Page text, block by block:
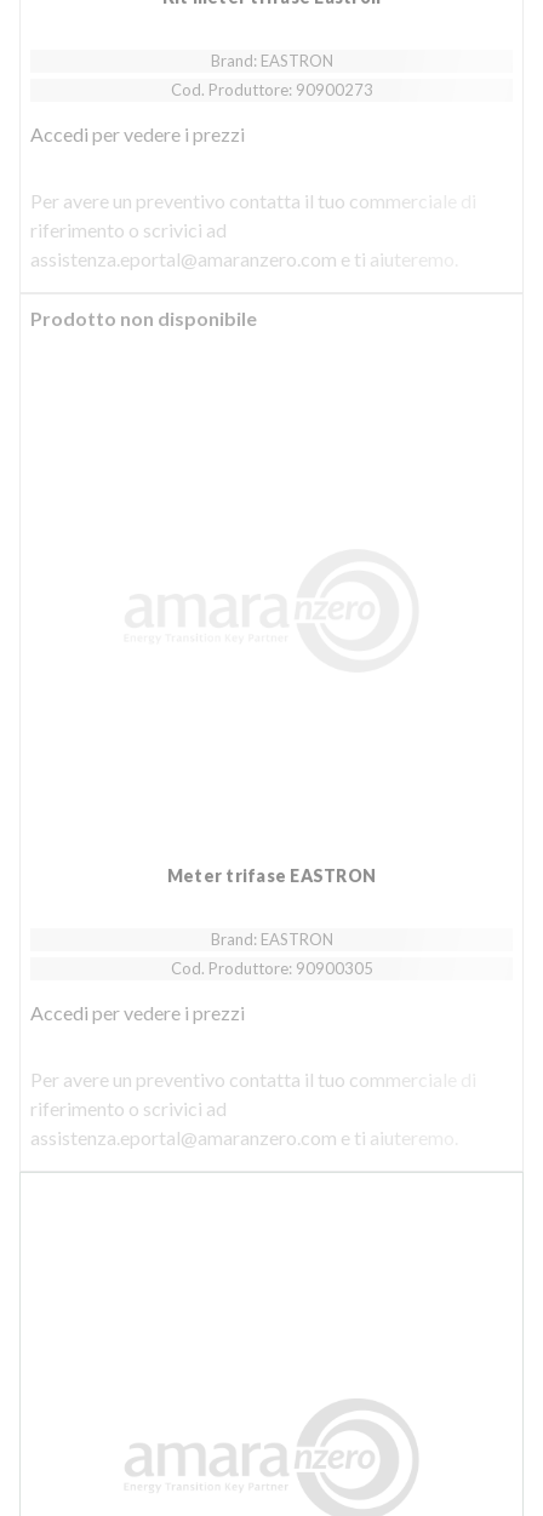
Brand: EASTRON
Cod. Produttore: 90900273
Accedi per vedere i prezzi
Per avere un preventivo contatta il tuo commerciale di
riferimento o scrivici ad
assistenza.eportal@amaranzero.com e ti aiuteremo.
Prodotto non disponibile
Meter trifase EASTRON
Brand: EASTRON
Cod. Produttore: 90900305
Accedi per vedere i prezzi
Per avere un preventivo contatta il tuo commerciale di
riferimento o scrivici ad
assistenza.eportal@amaranzero.com e ti aiuteremo.